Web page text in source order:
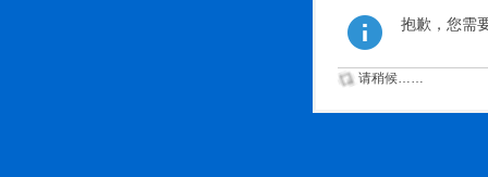
抱歉，您需
请稍候……